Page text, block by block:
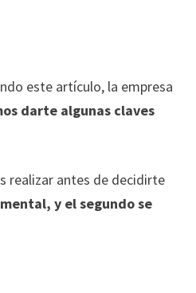
este artículo, la empresa
darte algunas claves
realizar antes de decidirte
y el segundo se